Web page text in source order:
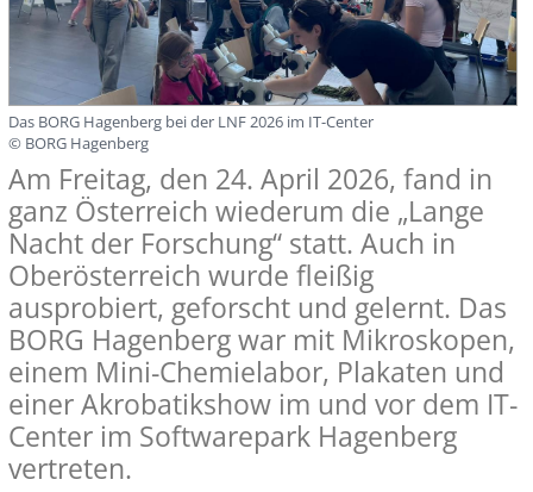
Das BORG Hagenberg bei der LNF 2026 im IT-Center
© BORG Hagenberg
Am Freitag, den 24. April 2026, fand in
ganz Österreich wiederum die „Lange
Nacht der Forschung“ statt. Auch in
Oberösterreich wurde fleißig
ausprobiert, geforscht und gelernt. Das
BORG Hagenberg war mit Mikroskopen,
einem Mini-Chemielabor, Plakaten und
einer Akrobatikshow im und vor dem IT-
Center im Softwarepark Hagenberg
vertreten.